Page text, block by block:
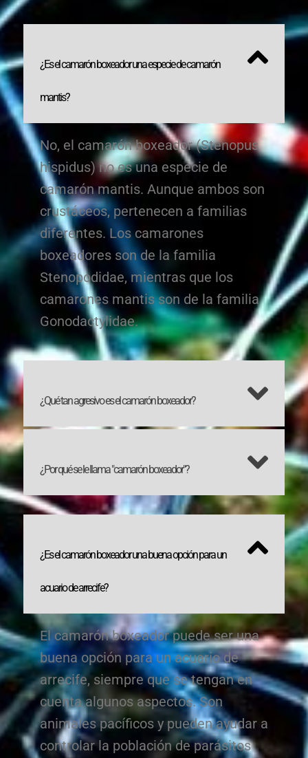
¿Es el camarón boxeador una especie de camarón
mantis?
No, el camarón boxeador (Stenopus
hispidus) no es una especie de
camarón mantis. Aunque ambos son
crustáceos, pertenecen a familias
diferentes. Los camarones
boxeadores son de la familia
Stenopodidae, mientras que los
camarones mantis son de la familia
Gonodactylidae.
¿Qué tan agresivo es el camarón boxeador?
¿Por qué se le llama "camarón boxeador"?
¿Es el camarón boxeador una buena opción para un
acuario de arrecife?
El camarón boxeador puede ser una
buena opción para un acuario de
arrecife, siempre que se tengan en
cuenta algunos aspectos. Son
animales pacíficos y pueden ayudar a
controlar la población de parásitos